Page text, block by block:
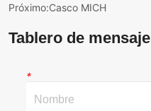
Próximo:Casco MICH
Tablero de
*